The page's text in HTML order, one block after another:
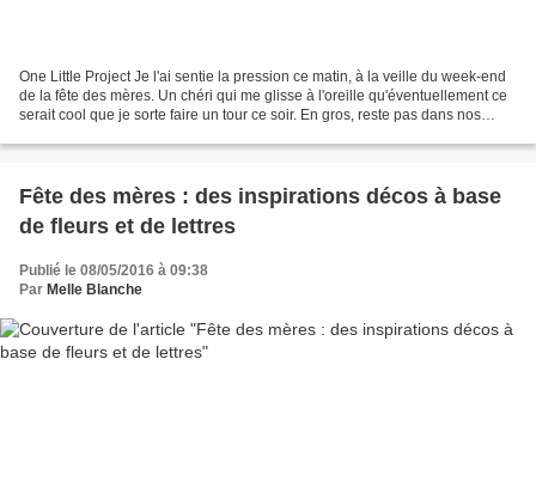
One Little Project Je l'ai sentie la pression ce matin, à la veille du week-end
de la fête des mères. Un chéri qui me glisse à l'oreille qu'éventuellement ce
serait cool que je sorte faire un tour ce soir. En gros, reste pas dans nos
Fête des mères : des inspirations décos à base
de fleurs et de lettres
Publié le 08/05/2016 à 09:38
Par Melle Blanche